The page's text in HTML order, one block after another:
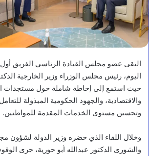
التقى عضو مجلس القيادة الرئاسي الفريق
اليوم، رئيس مجلس الوزراء وزير الخارجية
حيث استمع إلى إحاطة شاملة حول مستجدات
والاقتصادية، والجهود الحكومية المبذولة
وتحسين مستوى الخدمات المقدمة للمواطنين.
وخلال اللقاء الذي حضره وزير الدولة لشؤون
والشورى الدكتور عبدالله أبو حورية، جرى